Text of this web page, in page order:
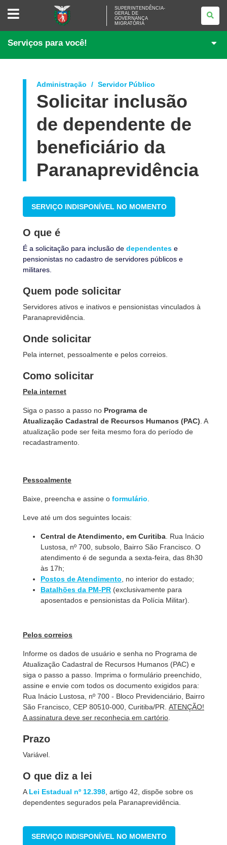
SUPERINTENDÊNCIA-
GOVERNANÇA
SUPERINTENDÊNCIA-
GERAL DE
GOVERNANÇA
MIGRATÓRIA
Serviços para você!
Administração Servidor Público
Solicitar inclusão
de dependente de
beneficiário da
Paranaprevidência
SERVIÇO INDISPONÍVEL NO MOMENTO
O que é
É a solicitação para inclusão de dependentes e
pensionistas no cadastro de servidores públicos e
militares.
Quem pode solicitar
Servidores ativos e inativos e pensionistas vinculados à
Paranaprevidência.
Onde solicitar
Pela internet, pessoalmente e pelos correios.
Como solicitar
Pela internet
Siga o passo a passo no Programa de
Atualização Cadastral de Recursos Humanos (PAC) . A
atualização pode ser feita mesmo fora do período de
recadastramento.
Pessoalmente
Baixe, preencha e assine o formulário
Leve até um dos seguintes locais:
Central de Atendimento, em Curitiba . Rua Inácio
Lustosa, nº 700, subsolo, Bairro São Francisco. O
atendimento é de segunda a sexta-feira, das 8h30
às 17h;
Postos de Atendimento , no interior do estado;
Batalhões da PM-PR (exclusivamente para
aposentados e pensionistas da Polícia Militar).
Pelos correios
Informe os dados de usuário e senha no Programa de
Atualização Cadastral de Recursos Humanos (PAC) e
siga o passo a passo. Imprima o formulário preenchido,
assine e envie com todos os documento exigidos para:
Rua Inácio Lustosa, nº 700 - Bloco Previdenciário, Bairro
São Francisco, CEP 80510-000, Curitiba/PR. ATENÇÃO!
A assinatura deve ser reconhecia em cartório
Prazo
Variável.
O que diz a lei
A Lei Estadual nº 12.398 , artigo 42, dispõe sobre os
dependentes segurados pela Paranaprevidência.
SERVIÇO INDISPONÍVEL NO MOMENTO